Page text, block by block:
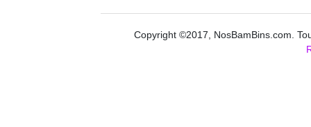
Copyright ©2017, NosBamBins.com.